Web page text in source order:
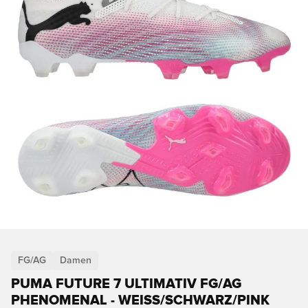
FG/AG Damen
PUMA FUTURE 7 ULTIMATIV FG/AG
PHENOMENAL - WEISS/SCHWARZ/PINK D